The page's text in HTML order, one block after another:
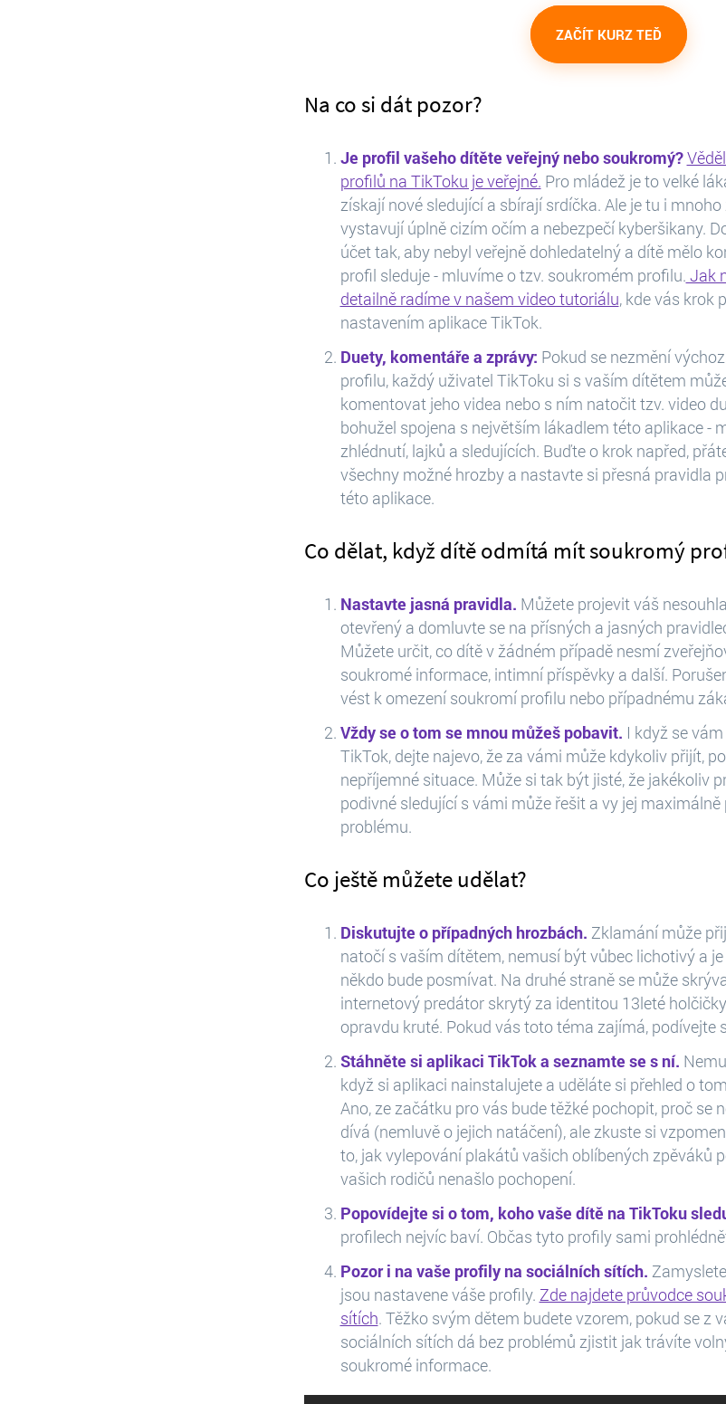
ZAČÍT KURZ TEĎ
Na co si dát pozor?
Je profil vašeho dítěte veřejný nebo soukromý?
profilů na TikToku je veřejné. Pro mládež je to velké
získají nové sledující a sbírají srdíčka. Ale je tu i
vystavují úplně cizím očím a nebezpečí kyberšikany.
účet tak, aby nebyl veřejně dohledatelný a dítě mělo
profil sleduje - mluvíme o tzv. soukromém profilu. Jak
detailně radíme v našem video tutoriálu, kde vás krok
nastavením aplikace TikTok.
Duety, komentáře a zprávy: Pokud se nezmění
profilu, každý uživatel TikToku si s vaším dítětem
komentovat jeho videa nebo s ním natočit tzv. video
bohužel spojena s největším lákadlem této aplikace -
zhlédnutí, lajků a sledujících. Buďte o krok napřed,
všechny možné hrozby a nastavte si přesná pravidla
této aplikace.
Co dělat, když dítě odmítá mít soukromý
Nastavte jasná pravidla. Můžete projevit váš
otevřený a domluvte se na přísných a jasných
Můžete určit, co dítě v žádném případě nesmí
soukromé informace, intimní příspěvky a další.
vést k omezení soukromí profilu nebo případnému
Vždy se o tom se mnou můžeš pobavit. I když se
TikTok, dejte najevo, že za vámi může kdykoliv přijít,
nepříjemné situace. Může si tak být jisté, že jakékoliv
podivné sledující s vámi může řešit a vy jej
problému.
Co ještě můžete udělat?
Diskutujte o případných hrozbách. Zklamání může
natočí s vaším dítětem, nemusí být vůbec lichotivý a
někdo bude posmívat. Na druhé straně se může
internetový predátor skrytý za identitou 13leté
opravdu kruté. Pokud vás toto téma zajímá, podívejte
Stáhněte si aplikaci TikTok a seznamte se s ní.
když si aplikaci nainstalujete a uděláte si přehled o
Ano, ze začátku pro vás bude těžké pochopit, proč se
dívá (nemluvě o jejich natáčení), ale zkuste si
to, jak vylepování plakátů vašich oblíbených zpěváků
vašich rodičů nenašlo pochopení.
Popovídejte si o tom, koho vaše dítě na TikToku
profilech nejvíc baví. Občas tyto profily sami
Pozor i na vaše profily na sociálních sítích.
jsou nastavene váše profily. Zde najdete průvodce
sítích. Těžko svým dětem budete vzorem, pokud se z
sociálních sítích dá bez problémů zjistit jak trávíte
soukromé informace.